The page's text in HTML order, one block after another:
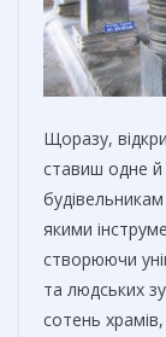
Щоразу,
ставиш одне й
якими
створюючи
та людських
сотень